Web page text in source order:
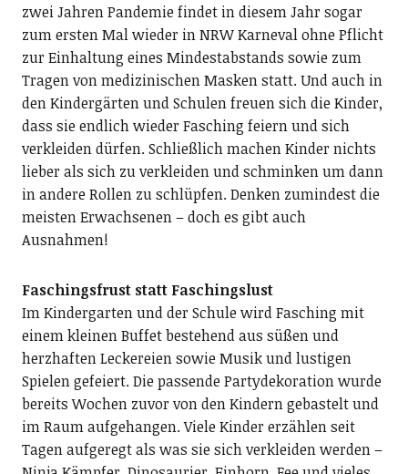
zwei Jahren Pandemie findet in diesem Jahr sogar
zum ersten Mal wieder in NRW Karneval ohne Pflicht
zur Einhaltung eines Mindestabstands sowie zum
Tragen von medizinischen Masken statt. Und auch in
den Kindergärten und Schulen freuen sich die Kinder,
dass sie endlich wieder Fasching feiern und sich
verkleiden dürfen. Schließlich machen Kinder nichts
lieber als sich zu verkleiden und schminken um dann
in andere Rollen zu schlüpfen. Denken zumindest die
meisten Erwachsenen – doch es gibt auch
Ausnahmen!
Faschingsfrust statt Faschingslust
Im Kindergarten und der Schule wird Fasching mit
einem kleinen Buffet bestehend aus süßen und
herzhaften Leckereien sowie Musik und lustigen
Spielen gefeiert. Die passende Partydekoration wurde
bereits Wochen zuvor von den Kindern gebastelt und
im Raum aufgehangen. Viele Kinder erzählen seit
Tagen aufgeregt als was sie sich verkleiden werden –